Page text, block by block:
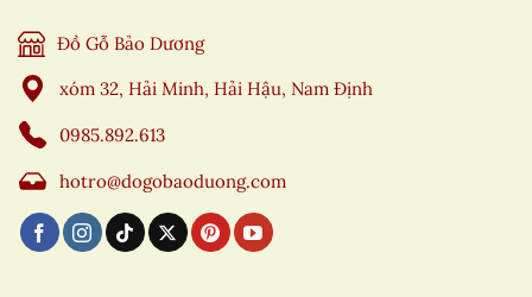
Đồ Gỗ Bảo Dương
xóm 32, Hải Minh, Hải Hậu, Nam Định
0985.892.613
hotro@dogobaoduong.com